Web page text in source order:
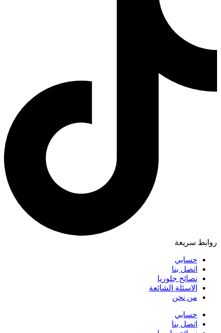
روابط سريعة
حسابي
اتصل بنا
نصائح جلوريا
الاسئلة الشائعة
من نحن
حسابي
اتصل بنا